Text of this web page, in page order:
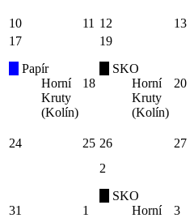
10 11 12 13
17
Papír
Horní
Kruty
(Kolín)
18
19
SKO
Horní
Kruty
(Kolín)
20
24 25 26 27
31 1
2
SKO
Horní
3